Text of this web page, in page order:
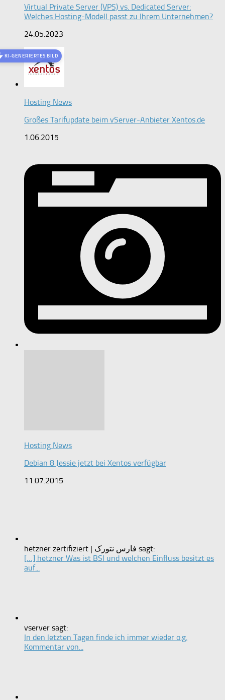
Virtual Private Server (VPS) vs. Dedicated Server:
Welches Hosting-Modell passt zu Ihrem Unternehmen?
24.05.2023
KI-GENERIERTES BILD
Hosting News
Großes Tarifupdate beim vServer-Anbieter Xentos.de
1.06.2015
Hosting News
Debian 8 Jessie jetzt bei Xentos verfügbar
11.07.2015
hetzner zertifiziert | فارس نتورک sagt:
[…] hetzner Was ist BSI und welchen Einfluss besitzt es
auf...
vserver sagt:
In den letzten Tagen finde ich immer wieder o.g.
Kommentar von...